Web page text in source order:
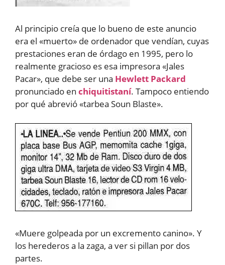
Al principio creía que lo bueno de este anuncio
era el «muerto» de ordenador que vendían, cuyas
prestaciones eran de órdago en 1995, pero lo
realmente gracioso es esa impresora «Jales
Pacar», que debe ser una Hewlett Packard
pronunciado en chiquitistaní. Tampoco entiendo
por qué abrevió «tarbea Soun Blaste».
«Muere golpeada por un excremento canino». Y
los herederos a la zaga, a ver si pillan por dos
partes.